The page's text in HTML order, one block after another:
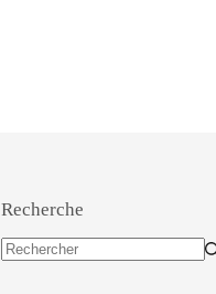
Recherche